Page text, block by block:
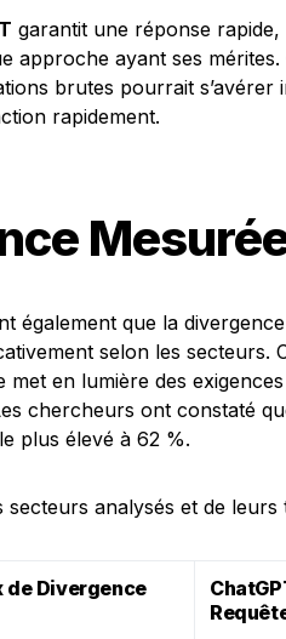
garantit une réponse rapide,
approche ayant ses
brutes pourrait s’avérer
rapidement.
également que la
selon les secteurs.
en lumière des
chercheurs ont constaté
plus élevé à 62 %.
secteurs analysés et de
de Divergence